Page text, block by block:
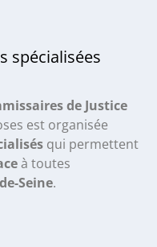
spécialisées
de Justice
est organisée
qui permettent
à toutes
Seine.